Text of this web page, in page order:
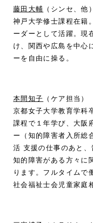
藤田大輔 （シンセ、他）
神戸大学修士課程在籍
ーダーとして活躍。現
け、関西や広島を中心
ーを自由に操る。
本間知子 （ケア担当）
京都女子大学教育学科
課程で１年学び、大阪
ー（知的障害者入所総
活 支援の仕事のあと、
知的障害がある方々に
ります。フルタイムで
社会福祉士会児童家庭